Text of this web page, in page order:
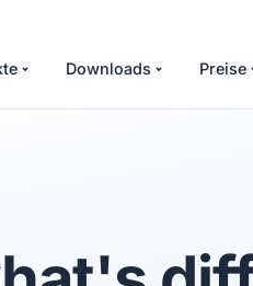
Downloads Preise